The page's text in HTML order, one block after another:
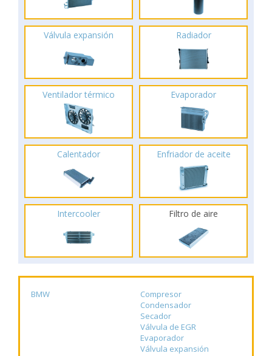
Válvula expansión Radiador
Ventilador térmico Evaporador
Calentador Enfriador de aceite
Intercooler Filtro de aire
BMW
Compresor
Condensador
Secador
Válvula de EGR
Evaporador
Válvula expansión